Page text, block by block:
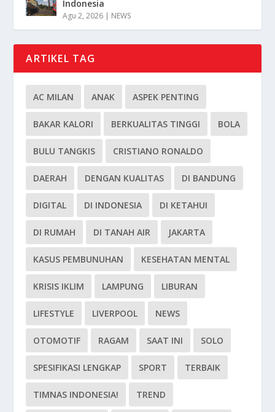
Indonesia
Agu 2, 2026 | NEWS
ARTIKEL TAG
AC MILAN ANAK ASPEK PENTING
BAKAR KALORI BERKUALITAS TINGGI BOLA
BULU TANGKIS CRISTIANO RONALDO
DAERAH DENGAN KUALITAS DI BANDUNG
DIGITAL DI INDONESIA DI KETAHUI
DI RUMAH DI TANAH AIR JAKARTA
KASUS PEMBUNUHAN KESEHATAN MENTAL
KRISIS IKLIM LAMPUNG LIBURAN
LIFESTYLE LIVERPOOL NEWS
OTOMOTIF RAGAM SAAT INI SOLO
SPESIFIKASI LENGKAP SPORT TERBAIK
TIMNAS INDONESIA! TREND